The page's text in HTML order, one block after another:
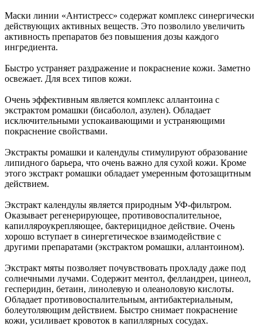
Маски линии «Антистресс» содержат комплекс синергически
действующих активных веществ. Это позволило увеличить
активность препаратов без повышения дозы каждого
ингредиента.
Быстро устраняет раздражение и покраснение кожи. Заметно
освежает. Для всех типов кожи.
Очень эффективным является комплекс аллантоина с
экстрактом ромашки (бисаболол, азулен). Обладает
исключительными успокаивающими и устраняющими
покраснение свойствами.
Экстракты ромашки и календулы стимулируют образование
липидного барьера, что очень важно для сухой кожи. Кроме
этого экстракт ромашки обладает умеренным фотозащитным
действием.
Экстракт календулы является природным УФ-фильтром.
Оказывает регенерирующее, противовоспалительное,
капилляроукрепляющее, бактерицидное действие. Очень
хорошо вступает в синергетическое взаимодействие с
другими препаратами (экстрактом ромашки, аллантоином).
Экстракт мяты позволяет почувствовать прохладу даже под
солнечными лучами. Содержит ментол, фелландрен, цинеол,
гесперидин, бетаин, линолевую и олеаноловую кислоты.
Обладает противовоспалительным, антибактериальным,
болеутоляющим действием. Быстро снимает покраснение
кожи, усиливает кровоток в капиллярных сосудах.